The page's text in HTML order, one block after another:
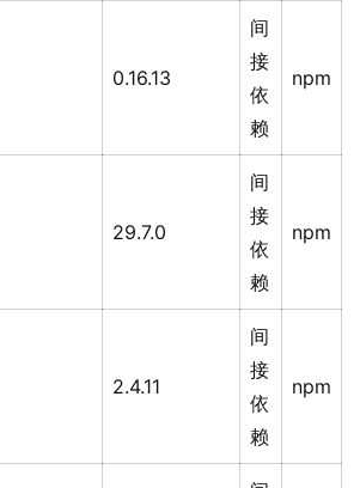
0.16.13
间
接
依
赖
npm
29.7.0
间
接
依
赖
npm
2.4.11
间
接
依
赖
npm